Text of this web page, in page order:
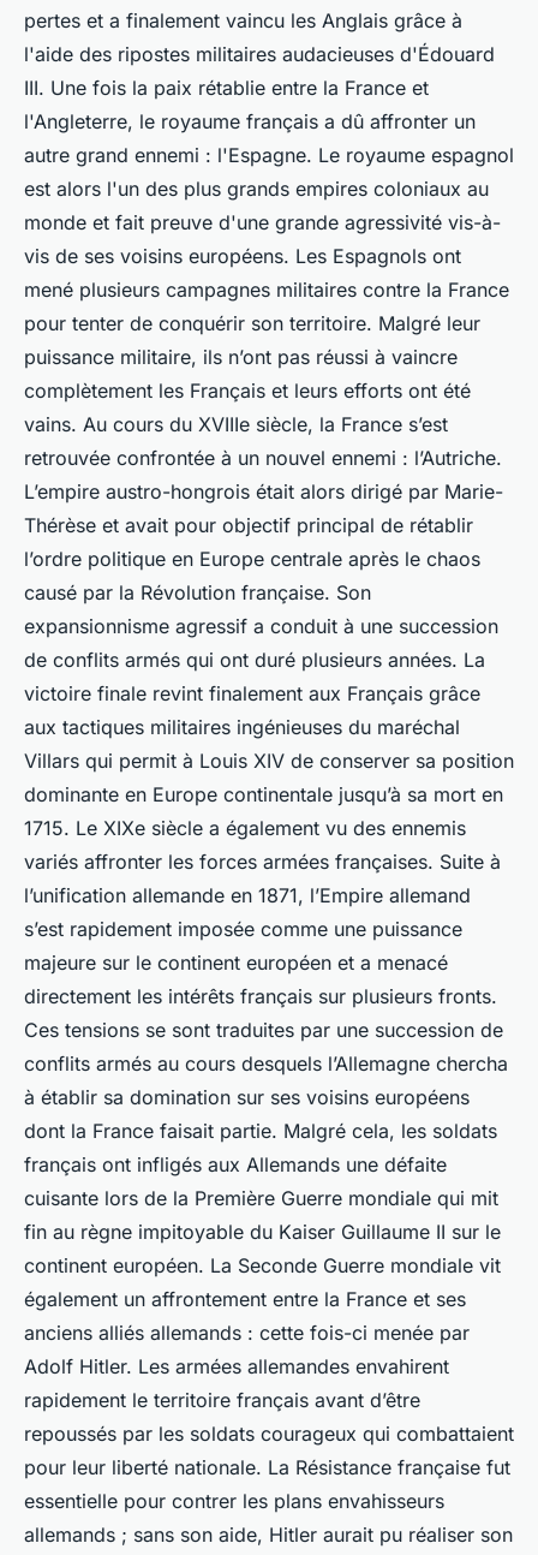
pertes et a finalement vaincu les Anglais grâce à
l'aide des ripostes militaires audacieuses d'Édouard
III. Une fois la paix rétablie entre la France et
l'Angleterre, le royaume français a dû affronter un
autre grand ennemi : l'Espagne. Le royaume espagnol
est alors l'un des plus grands empires coloniaux au
monde et fait preuve d'une grande agressivité vis-à-
vis de ses voisins européens. Les Espagnols ont
mené plusieurs campagnes militaires contre la France
pour tenter de conquérir son territoire. Malgré leur
puissance militaire, ils n’ont pas réussi à vaincre
complètement les Français et leurs efforts ont été
vains. Au cours du XVIIIe siècle, la France s’est
retrouvée confrontée à un nouvel ennemi : l’Autriche.
L’empire austro-hongrois était alors dirigé par Marie-
Thérèse et avait pour objectif principal de rétablir
l’ordre politique en Europe centrale après le chaos
causé par la Révolution française. Son
expansionnisme agressif a conduit à une succession
de conflits armés qui ont duré plusieurs années. La
victoire finale revint finalement aux Français grâce
aux tactiques militaires ingénieuses du maréchal
Villars qui permit à Louis XIV de conserver sa position
dominante en Europe continentale jusqu’à sa mort en
1715. Le XIXe siècle a également vu des ennemis
variés affronter les forces armées françaises. Suite à
l’unification allemande en 1871, l’Empire allemand
s’est rapidement imposée comme une puissance
majeure sur le continent européen et a menacé
directement les intérêts français sur plusieurs fronts.
Ces tensions se sont traduites par une succession de
conflits armés au cours desquels l’Allemagne chercha
à établir sa domination sur ses voisins européens
dont la France faisait partie. Malgré cela, les soldats
français ont infligés aux Allemands une défaite
cuisante lors de la Première Guerre mondiale qui mit
fin au règne impitoyable du Kaiser Guillaume II sur le
continent européen. La Seconde Guerre mondiale vit
également un affrontement entre la France et ses
anciens alliés allemands : cette fois-ci menée par
Adolf Hitler. Les armées allemandes envahirent
rapidement le territoire français avant d’être
repoussés par les soldats courageux qui combattaient
pour leur liberté nationale. La Résistance française fut
essentielle pour contrer les plans envahisseurs
allemands ; sans son aide, Hitler aurait pu réaliser son